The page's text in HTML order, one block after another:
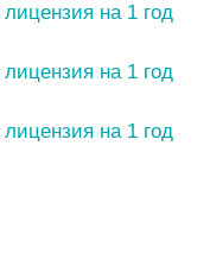
на 1 год
на 1 год
на 1 год